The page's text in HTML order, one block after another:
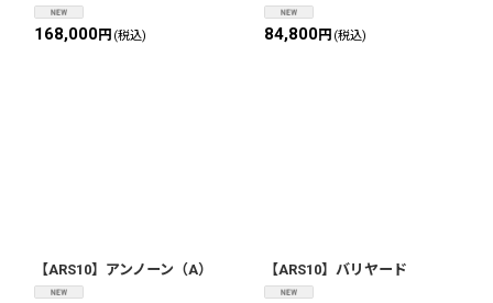
168,000円 (税込) 84,800円 (税込)
【ARS10】アンノーン（A） 【ARS10】バリヤード